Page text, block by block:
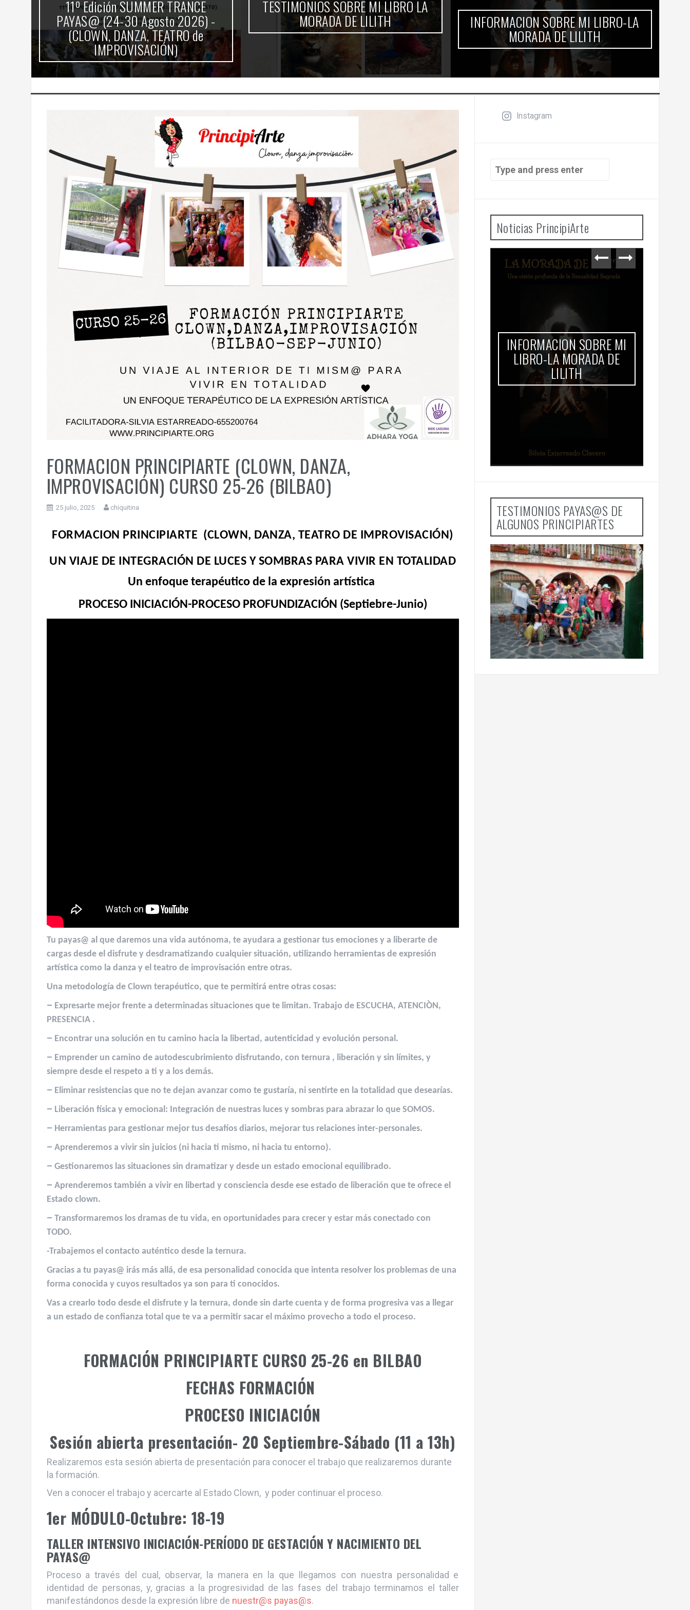
11º Edición SUMMER TRANCE
PAYAS@ (24-30 Agosto 2026) -
(CLOWN, DANZA, TEATRO de
IMPROVISACIÓN)
TESTIMONIOS SOBRE MI LIBRO LA
MORADA DE LILITH INFORMACION SOBRE MI LIBRO-LA
MORADA DE LILITH
FORMACION PRINCIPIARTE (CLOWN, DANZA,
IMPROVISACIÓN) CURSO 25-26 (BILBAO)
25 julio, 2025 chiquitina
FORMACION PRINCIPIARTE (CLOWN, DANZA, TEATRO DE IMPROVISACIÓN)
UN VIAJE DE INTEGRACIÓN DE LUCES Y SOMBRAS PARA VIVIR EN TOTALIDAD
Un enfoque terapéutico de la expresión artística
PROCESO INICIACIÓN-PROCESO PROFUNDIZACIÓN (Septiebre-Junio)
Tu payas@ al que daremos una vida autónoma, te ayudara a gestionar tus emociones y a liberarte de
cargas desde el disfrute y desdramatizando cualquier situación⁣, utilizando herramientas de expresión
artística como la danza y el teatro de improvisación entre otras.
Una metodología de Clown terapéutico, que te permitirá entre otras cosas:⁣
– Expresarte mejor frente a determinadas situaciones que te limitan.⁣ Trabajo de ESCUCHA, ATENCIÒN,
PRESENCIA .
– Encontrar una solución en tu camino hacia la libertad, autenticidad y evolución personal.⁣
– Emprender un camino de autodescubrimiento disfrutando, con ternura , liberación y sin límites, y
siempre desde el respeto a ti y a los demás.⁣
– Eliminar resistencias que no te dejan avanzar como te gustaría, ni sentirte en la totalidad que desearías⁣.
– Liberación física y emocional: Integración de nuestras luces y sombras para abrazar lo que SOMOS.
– Herramientas para gestionar mejor tus desafíos diarios, mejorar tus relacionesinter-personales. ⁣
– Aprenderemos a vivir sin juicios (ni hacia ti mismo, ni hacia tu entorno).⁣
– Gestionaremos las situaciones sin dramatizar y desde un estado emocional equilibrado.⁣
– Aprenderemos también a vivir en libertad y consciencia desde ese estado de liberación que te ofrece el
Estado clown.⁣
– Transformaremos los dramas de tu vida, en oportunidades para crecer y estar más conectado con
TODO.
-Trabajemos el contacto auténtico desde la ternura.
Gracias a tu payas@ irás más allá, de esa personalidad conocida que intenta resolver los problemas de una
forma conocida y cuyos resultados ya son para ti conocidos.⁣
Vas a crearlo todo desde el disfrute y la ternura, donde sin darte cuenta y de forma progresiva vas a llegar
a un estado de confianza total que te va a permitir sacar el máximo provecho a todo el proceso.⁣
FORMACIÓN PRINCIPIARTE CURSO 25-26 en BILBAO
FECHAS FORMACIÓN
PROCESO INICIACIÓN
Sesión abierta presentación- 20 Septiembre-Sábado (11 a 13h)
Realizaremos esta sesión abierta de presentación para conocer el trabajo que realizaremos durante
la formación.
Ven a conocer el trabajo y acercarte al Estado Clown, y poder continuar el proceso.
1er MÓDULO-Octubre: 18-19
TALLER INTENSIVO INICIACIÓN-PERÍODO DE GESTACIÓN Y NACIMIENTO DEL
PAYAS@
Proceso a través del cual, observar, la manera en la que llegamos con nuestra personalidad e
identidad de personas, y, gracias a la progresividad de las fases del trabajo terminamos el taller
manifestándonos desde la expresión libre de nuestr@s payas@s.
Instagram
Search
for:
Noticias PrincipiArte
ECHUB-PRINCIPIARTE EN
EL HOSPITAL DE
AMARSE acción artística
en Estado Clown
TESTIMONIOS SOBRE MI
LIBRO LA MORADA DE
LILITH
INFORMACION SOBRE MI
LIBRO-LA MORADA DE
LILITH
TESTIMONIOS PAYAS@S DE
ALGUNOS PRINCIPIARTES